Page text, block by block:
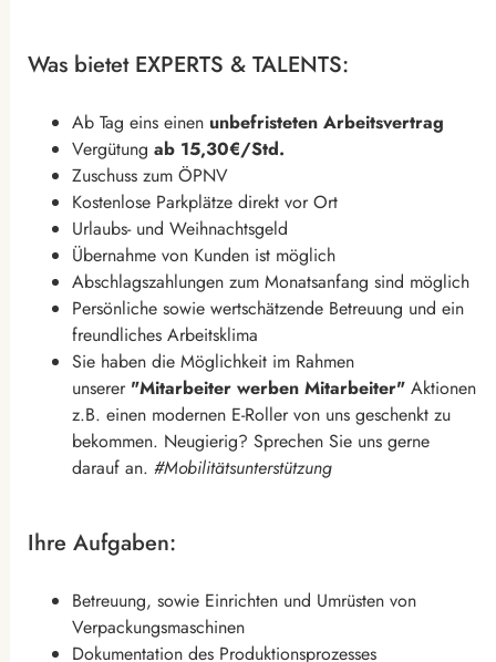
Was bietet EXPERTS & TALENTS:
Ab Tag eins einen unbefristeten Arbeitsvertrag
Vergütung ab 15,30€/Std.
Zuschuss zum ÖPNV
Kostenlose Parkplätze direkt vor Ort
Urlaubs- und Weihnachtsgeld
Übernahme von Kunden ist möglich
Abschlagszahlungen zum Monatsanfang sind möglich
Persönliche sowie wertschätzende Betreuung und ein
freundliches Arbeitsklima
Sie haben die Möglichkeit im Rahmen
unserer "Mitarbeiter werben Mitarbeiter"Aktionen
z.B. einen modernen E-Roller von uns geschenkt zu
bekommen. Neugierig? Sprechen Sie uns gerne
darauf an. #Mobilitätsunterstützung
Ihre Aufgaben:
Betreuung, sowie Einrichten und Umrüsten von
Verpackungsmaschinen
Dokumentation des Produktionsprozesses